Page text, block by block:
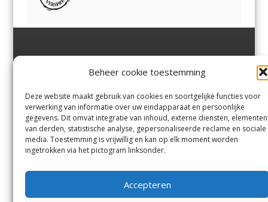
Beheer cookie toestemming
Deze website maakt gebruik van cookies en soortgelijke functies voor
verwerking van informatie over uw eindapparaat en persoonlijke
gegevens. Dit omvat integratie van inhoud, externe diensten, elementen
van derden, statistische analyse, gepersonaliseerde reclame en sociale
media. Toestemming is vrijwillig en kan op elk moment worden
ingetrokken via het pictogram linksonder.
Accepteren
Margadantstraat 34
0255-533900
info@jutter.nlofinfo@hofgee
st.nl
Velserbroek,Velsen-Zuid,
Zuid,Driehuisen
Spaarnwoude.
Contact
Andere uitgaven
Voorwaarden